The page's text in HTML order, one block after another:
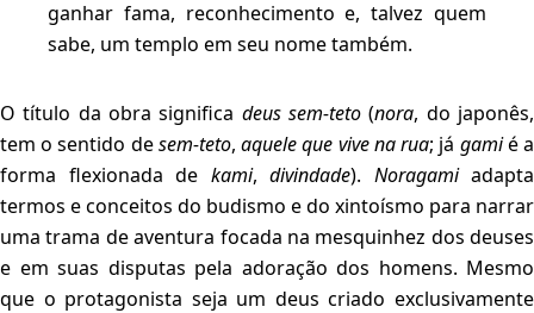
ganhar fama, reconhecimento e, talvez quem
sabe, um templo em seu nome também.
O título da obra significa deus sem-teto (nora, do japonês,
tem o sentido desem-teto,aquele que vive na rua; já gamié a
forma flexionada de kami, divindade). Noragamiadapta
termos e conceitos do budismo e do xintoísmo para narrar
uma trama de aventura focada na mesquinhez dos deuses
e em suas disputas pela adoração dos homens. Mesmo
que o protagonista seja um deus criado exclusivamente